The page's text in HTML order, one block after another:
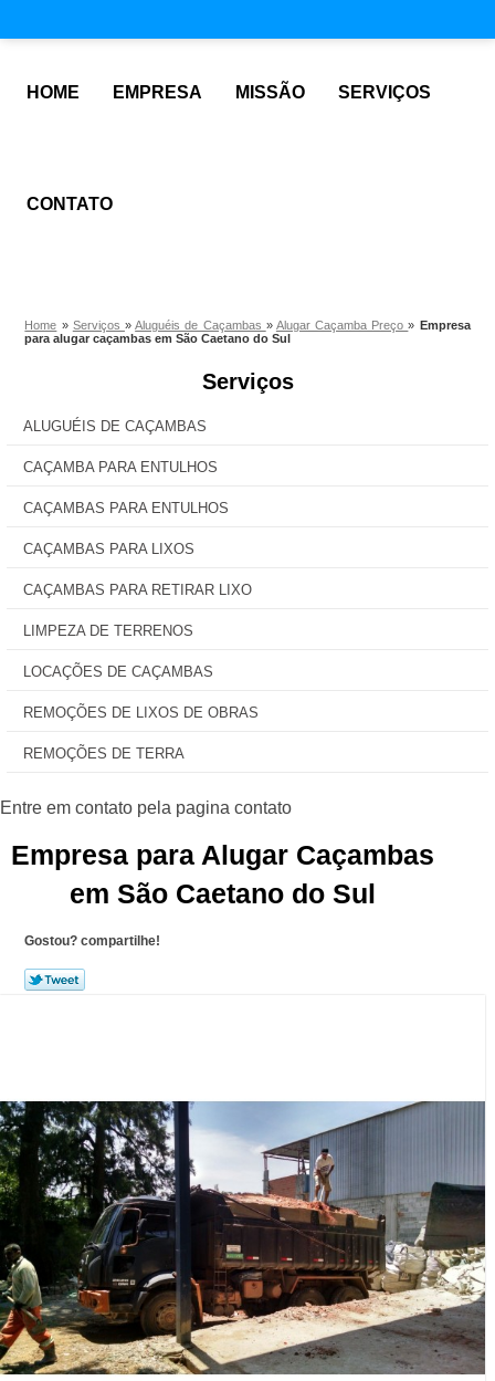
HOME EMPRESA MISSÃO SERVIÇOS
CONTATO
Home » Serviços »Aluguéis de Caçambas » Alugar Caçamba Preço» Empresa
para alugar caçambas em São Caetano do Sul
Serviços
ALUGUÉIS DE CAÇAMBAS
CAÇAMBA PARA ENTULHOS
CAÇAMBAS PARA ENTULHOS
CAÇAMBAS PARA LIXOS
CAÇAMBAS PARA RETIRAR LIXO
LIMPEZA DE TERRENOS
LOCAÇÕES DE CAÇAMBAS
REMOÇÕES DE LIXOS DE OBRAS
REMOÇÕES DE TERRA
Empresa para Alugar Caçambas
em São Caetano do Sul
Gostou? compartilhe!